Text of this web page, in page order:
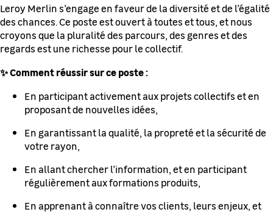
Leroy Merlin s’engage en faveur de la diversité et de l’égalité
des chances. Ce poste est ouvert à toutes et tous, et nous
croyons que la pluralité des parcours, des genres et des
regards est une richesse pour le collectif.
✨ Comment réussir sur ce poste :
En participant activement aux projets collectifs et en
proposant de nouvelles idées,
En garantissant la qualité, la propreté et la sécurité de
votre rayon,
En allant chercher l’information, et en participant
régulièrement aux formations produits,
En apprenant à connaître vos clients, leurs enjeux, et